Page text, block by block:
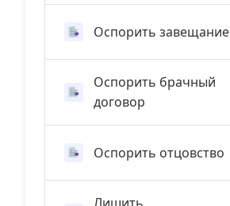
Оспорить завещание
Оспорить брачный
договор
Оспорить отцовство